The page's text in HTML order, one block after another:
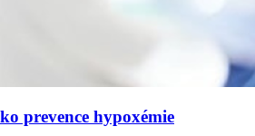
prevence hypoxémie